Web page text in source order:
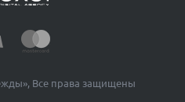
Все права защищены